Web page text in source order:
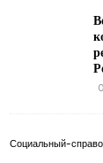
Социальный-